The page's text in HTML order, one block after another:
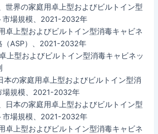
世界の家庭用卓上型およびビルトイン型
市場規模、2021-2032年
卓上型およびビルトイン型消毒キャビネ
（ASP）、2021-2032年
上型およびビルトイン型消毒キャビネッ
本の家庭用卓上型およびビルトイン型消
場規模、2021-2032年
日本の家庭用卓上型およびビルトイン型
市場規模、2021-2032年
卓上型およびビルトイン型消毒キャビネ